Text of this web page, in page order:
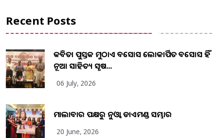
Recent Posts
କବିତା ପୁସ୍ତକ ମୁଠାଏ ଅବସୋସ ଲୋକାର୍ପିତ ଅବସୋସ ହିଁ
ନୂଆ ସାହିତ୍ୟ ସୃଷ...
06 July, 2026
ମାଲାବାର ପକ୍ଷରୁ ନୁଓ୍ବା ଡାଏମଣ୍ଡ ସମ୍ଭାର
20 June, 2026